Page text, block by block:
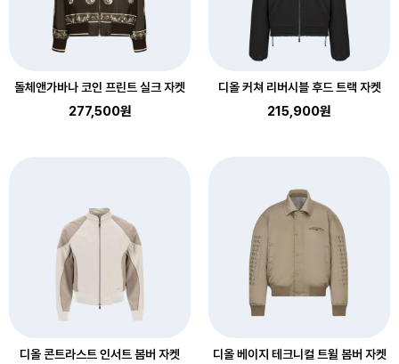
돌체앤가바나 코인 프린트 실크 자켓
277,500원
디올 커쳐 리버시블 후드 트랙 자켓
215,900원
디올 콘트라스트 인서트 봄버 자켓 디올 베이지 테크니컬 트윌 봄버 자켓